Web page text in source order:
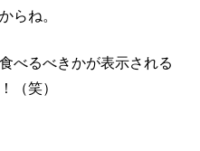
らね。
べるべきかが表示される
（笑）